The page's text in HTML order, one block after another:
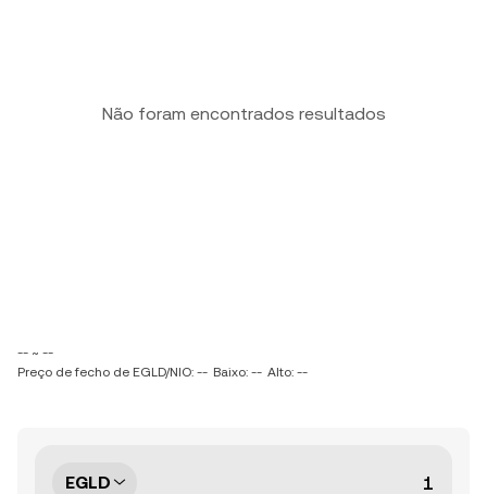
Não foram encontrados resultados
-- ~ --
Preço de fecho de EGLD/NIO: -- Baixo: -- Alto: --
EGLD